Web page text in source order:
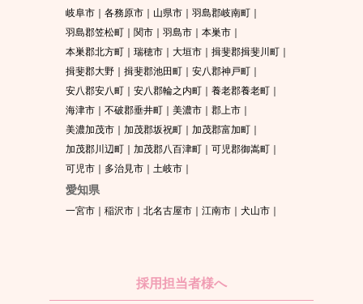
岐阜市 各務原市 山県市
羽島郡岐南町
羽島郡笠松町
関市 羽島市
本巣市
本巣郡北方町
瑞穂市 大垣市
揖斐郡揖斐川町
揖斐郡大野
揖斐郡池田町
安八郡神戸町
安八郡安八町
安八郡輪之内町
養老郡養老町
海津市
不破郡垂井町 美濃市
郡上市
美濃加茂市
加茂郡坂祝町
加茂郡富加町
加茂郡川辺町
加茂郡八百津町
可児郡御嵩町
可児市
多治見市 土岐市
愛知県
一宮市 稲沢市 北名古屋市 江南市 犬山市
採用担当者様へ